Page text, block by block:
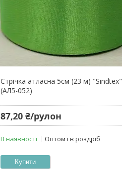
Стрічка атласна 5см (23 м) "Sindtex"
(АЛ5-052)
87,20 ₴/рулон
В наявності Оптом і в роздріб
Купити